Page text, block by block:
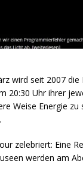
wird seit 2007 die
20:30 Uhr ihrer
Weise Energie
zelebriert: Eine
werden am